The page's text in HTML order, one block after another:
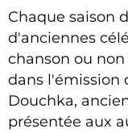
Chaque saison
d'anciennes
chanson ou
dans l'émission
Douchka,
présentée aux